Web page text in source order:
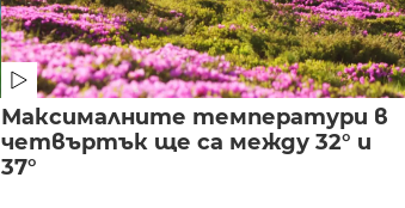
Максималните температури в
четвъртък ще са между 32° и
37°